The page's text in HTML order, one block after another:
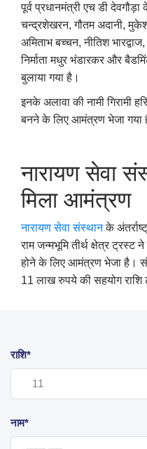
पूर्व प्रधानमंत्री एच डी
चन्द्रशेखरन,गौतम अदानी,
अमिताभ बच्चन,नीतिश भारद्वाज,
निर्माता मधुर भंडारकर और
बुलाया गया है।
इनके अलावा की नामी गिरामी
बनने के लिए आमंत्रण भेजा गया
नारायण सेवा
मिला आमंत्रण
नारायण सेवा संस्थानके
राम जन्मभूमि तीर्थ क्षेत्र ट्रस्ट
होने के लिए आमंत्रण भेजा है।
11 लाख रुपये की सहयोग राशि
राशि*
नाम*